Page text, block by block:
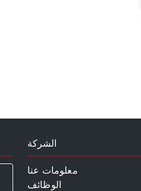
الشركة
معلومات عنا
الوظائف